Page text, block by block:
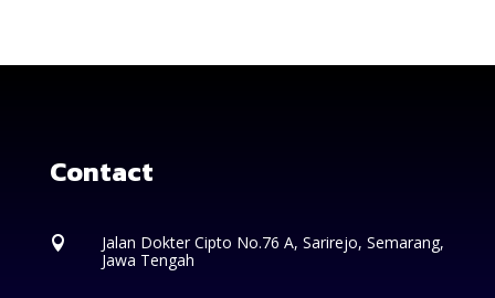
Contact

Jalan Dokter Cipto No.76 A, Sarirejo, Semarang,
Jawa Tengah